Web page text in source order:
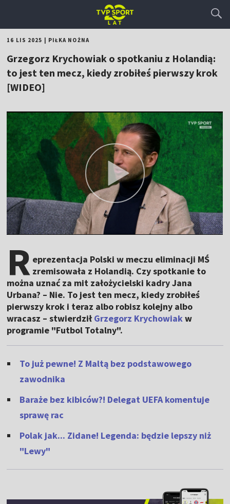
16 LIS 2025 PIŁKA NOŻNA
Grzegorz Krychowiak o spotkaniu z Holandią:
to jest ten mecz, kiedy zrobiłeś pierwszy krok
[WIDEO]
R eprezentacja Polski w meczu eliminacji MŚ
zremisowała z Holandią. Czy spotkanie to
można uznać za mit założycielski kadry Jana
Urbana? – Nie. To jest ten mecz, kiedy zrobiłeś
pierwszy krok i teraz albo robisz kolejny albo
wracasz – stwierdziłGrzegorz Krychowiakw
programie "Futbol Totalny".
To już pewne! Z Maltą bez podstawowego
zawodnika
Baraże bez kibiców?! Delegat UEFA komentuje
sprawę rac
Polak jak... Zidane! Legenda: będzie lepszy niż
"Lewy"